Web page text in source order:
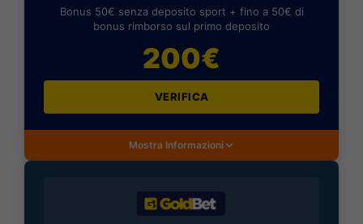
Bonus 50€ senza deposito sport + fino a 50€ di
bonus rimborso sul primo deposito
200€
VERIFICA
Mostra Informazioni